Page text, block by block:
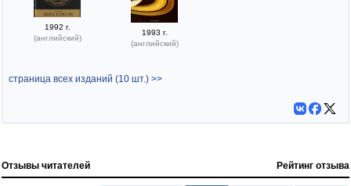
1992 г.
(английский)
1993 г.
(английский)
страница всех изданий (10 шт.) >>
Отзывы читателей Рейтинг отзыва